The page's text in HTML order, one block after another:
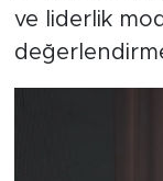
ve liderlik